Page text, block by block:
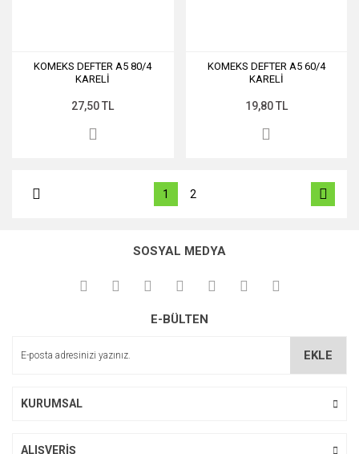
KOMEKS DEFTER A5 80/4
KARELİ
27,50 TL
KOMEKS DEFTER A5 60/4
KARELİ
19,80 TL
1 2
SOSYAL MEDYA
E-BÜLTEN
EKLE
KURUMSAL
ALIŞVERİŞ